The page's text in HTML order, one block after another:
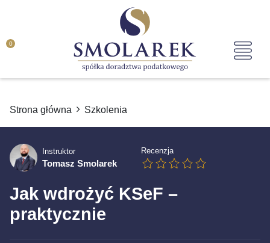
0
Strona główna Szkolenia
Instruktor
Tomasz Smolarek
Recenzja
Jak wdrożyć KSeF –
praktycznie